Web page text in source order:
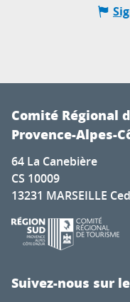
Comité Régional
Provence-Alpes-
64 La Canebière
CS 10009
13231 MARSEILLE
Suivez-nous sur